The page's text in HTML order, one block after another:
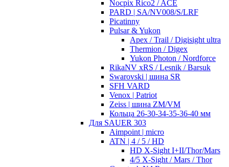
Nocpix Rico2 / ACE
PARD | SA/NV008/S/LRF
Picatinny
Pulsar & Yukon
Apex / Trail / Digisight ultra
Thermion / Digex
Yukon Photon / Nordforce
RikaNV xRS / Lesnik / Barsuk
Swarovski | шина SR
SFH VARD
Venox | Patriot
Zeiss | шина ZM/VM
Кольца 26-30-34-35-36-40 мм
Для SAUER 303
Aimpoint | micro
ATN | 4 / 5 / HD
HD X-Sight I+II/Thor/Mars
4/5 X-Sight / Mars / Thor